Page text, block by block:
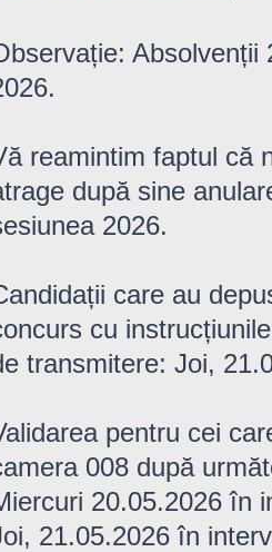
Absolvenții
reamintim faptul că
după sine
2026.
care au
cu
transmitere: Joi,
pentru cei
008 după
20.05.2026 în
21.05.2026 în